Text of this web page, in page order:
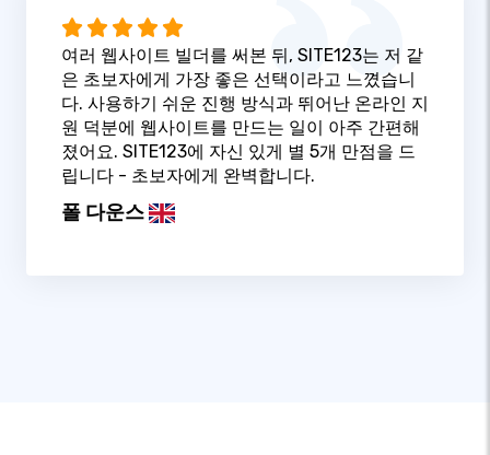
여러 웹사이트 빌더를 써본 뒤, SITE123는 저 같
은 초보자에게 가장 좋은 선택이라고 느꼈습니
다. 사용하기 쉬운 진행 방식과 뛰어난 온라인 지
원 덕분에 웹사이트를 만드는 일이 아주 간편해
졌어요. SITE123에 자신 있게 별 5개 만점을 드
립니다 - 초보자에게 완벽합니다.
폴 다운스